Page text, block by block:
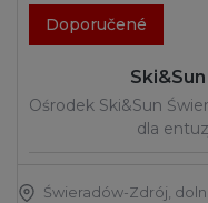
Doporučené
Ośrodek Ski&Sun
dla
Świeradów-Zdrój,